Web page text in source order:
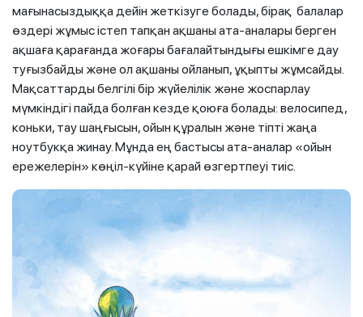
мағынасыздыққа дейін жеткізуге болады, бірақ балалар
өздері жұмыс істеп тапқан ақшаны ата-аналары берген
ақшаға қарағанда жоғары бағалайтындығы ешкімге дау
туғызбайды және ол ақшаны ойланып, ұқыпты жұмсайды.
Мақсаттарды белгілі бір жүйелілік және жоспарлау
мүмкіндігі пайда болған кезде қоюға болады: велосипед,
коньки, тау шаңғысын, ойын құралын және тіпті жаңа
ноутбукқа жинау. Мұнда ең бастысы ата-аналар «ойын
ережелерін» көңіл-күйіне қарай өзгертпеуі тиіс.